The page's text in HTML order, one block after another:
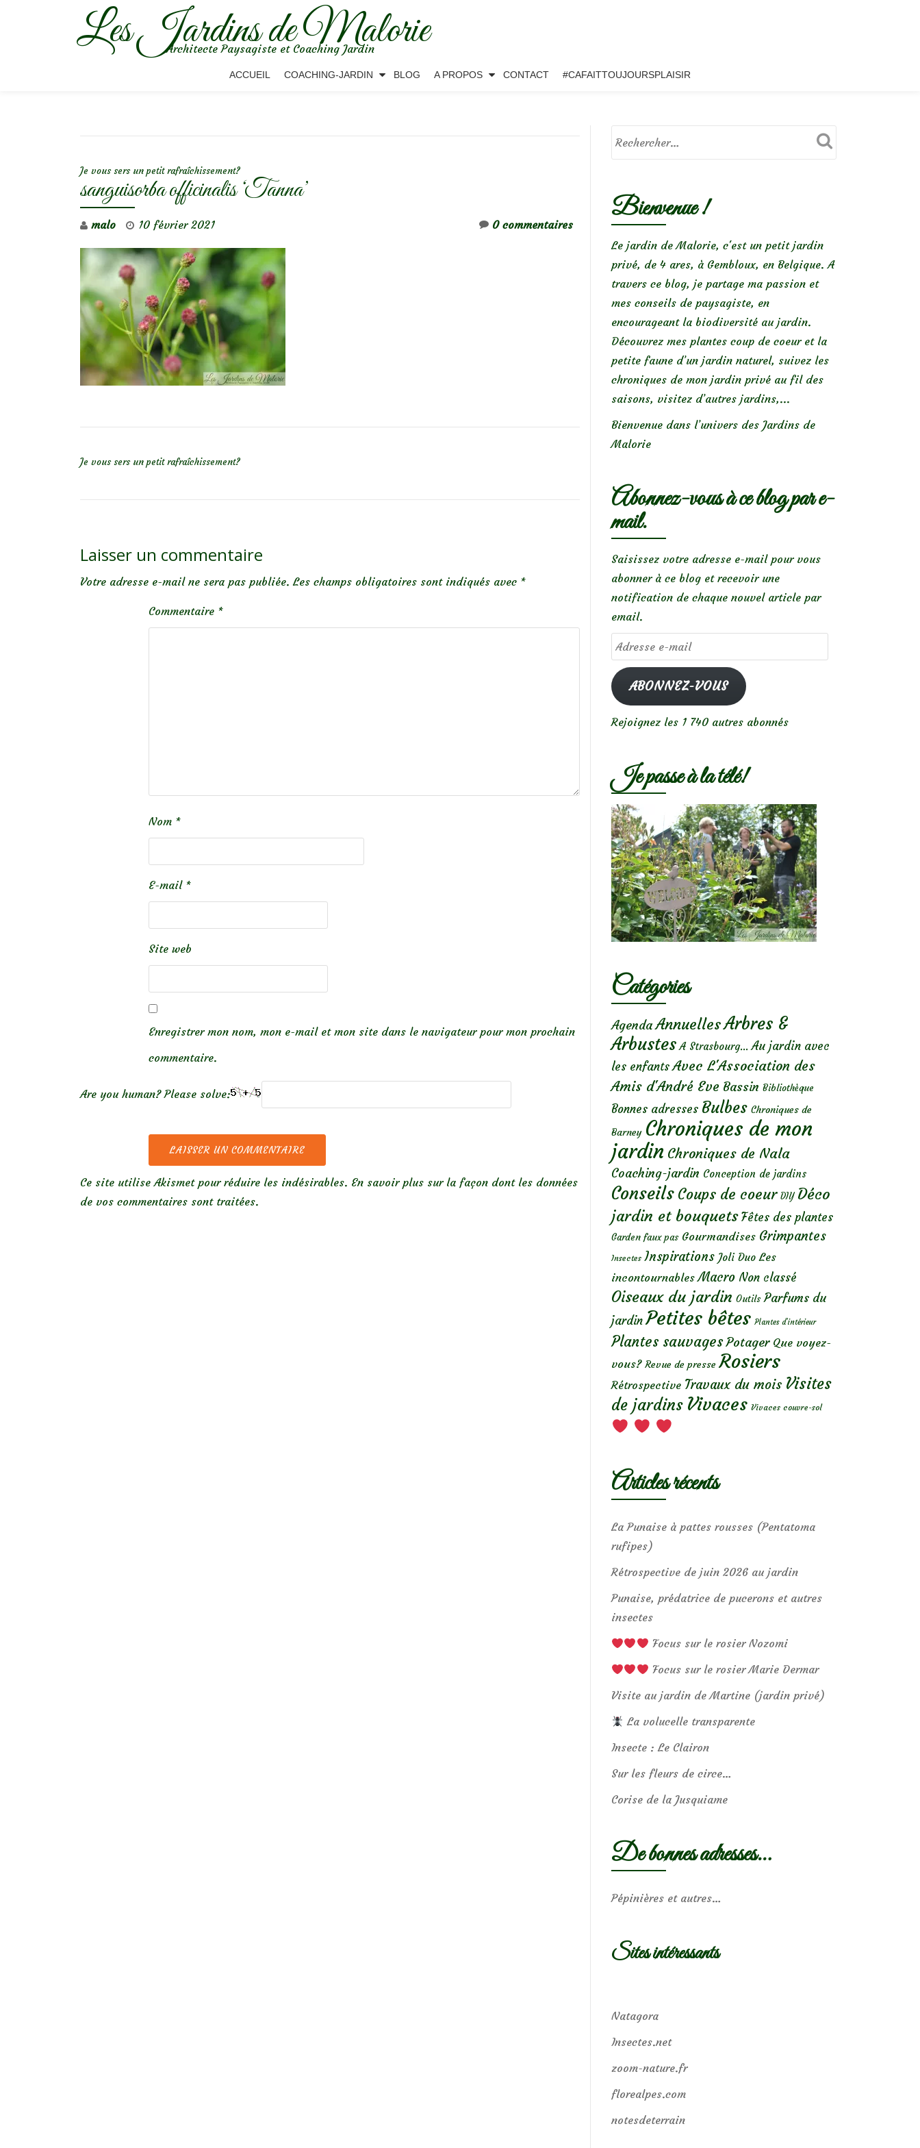
Les Jardins de Malorie
Architecte Paysagiste et Coaching Jardin
ACCUEIL COACHING-JARDIN BLOG A PROPOS CONTACT #CAFAITTOUJOURSPLAISIR
Je vous sers un petit rafraîchissement?
sanguisorba officinalis ‘Tanna’
malo 10 février 2021 0 commentaires
Je vous sers un petit rafraîchissement?
Laisser un commentaire
Votre adresse e-mail ne sera pas publiée. Les champs obligatoires sont indiqués avec *
Commentaire *
Nom *
E-mail *
Site web
Enregistrer mon nom, mon e-mail et mon site dans le navigateur pour mon prochain
commentaire.
Are you human? Please solve:
Ce site utilise Akismet pour réduire les indésirables. En savoir plus sur la façon dont les données
de vos commentaires sont traitées.
Bienvenue !
Le jardin de Malorie, c'est un petit jardin
privé, de 4 ares, à Gembloux, en Belgique. A
travers ce blog, je partage ma passion et
mes conseils de paysagiste, en
encourageant la biodiversité au jardin.
Découvrez mes plantes coup de coeur et la
petite faune d’un jardin naturel, suivez les
chroniques de mon jardin privé au fil des
saisons, visitez d’autres jardins,...
Bienvenue dans l’univers des Jardins de
Malorie
Abonnez-vous à ce blog par e-
mail.
Saisissez votre adresse e-mail pour vous
abonner à ce blog et recevoir une
notification de chaque nouvel article par
email.
Adresse
e-
mailABONNEZ-VOUS
Rejoignez les 1 740 autres abonnés
Je passe à la télé!
Catégories
Agenda AnnuellesArbres &
Arbustes A Strasbourg... Au jardin avec
les enfants Avec L'Association des
Amis d'André Eve Bassin Bibliothèque
Bonnes adresses Bulbes Chroniques de
Barney Chroniques de mon
jardin Chroniques de Nala
Coaching-jardin Conception de jardins
Conseils Coups de coeur DIY Déco
jardin et bouquets Fêtes des plantes
Garden faux pas Gourmandises Grimpantes
Insectes Inspirations Joli Duo Les
incontournables Macro Non classé
Oiseaux du jardin Outils Parfums du
jardin Petites bêtes Plantes d’intérieur
Plantes sauvages Potager Que voyez-
vous? Revue de presse Rosiers
Rétrospective Travaux du mois Visites
de jardins Vivaces Vivaces couvre-sol
Articles récents
La Punaise à pattes rousses (Pentatoma
rufipes)
Rétrospective de juin 2026 au jardin
Punaise, prédatrice de pucerons et autres
insectes
Focus sur le rosier Nozomi
Focus sur le rosier Marie Dermar
Visite au jardin de Martine (jardin privé)
La volucelle transparente
Insecte : Le Clairon
Sur les fleurs de circe…
Corise de la Jusquiame
De bonnes adresses…
Pépinières et autres…
Sites intéressants
Natagora
Insectes.net
zoom-nature.fr
florealpes.com
notesdeterrain